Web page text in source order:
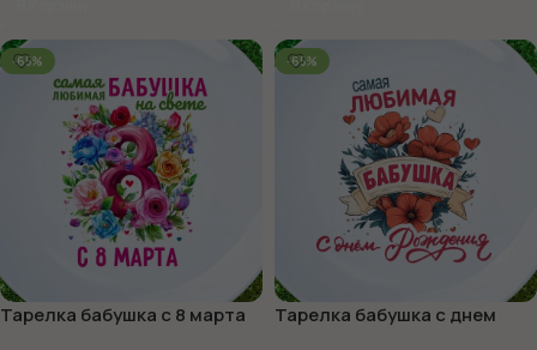
-65%
Тарелка бабушка с 8 марта
-65%
Тарелка бабушка с днем